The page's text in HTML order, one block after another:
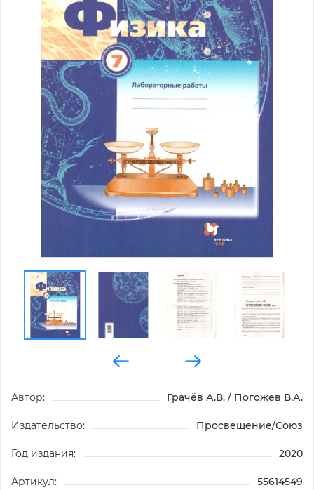
Автор: Грачёв А.В. / Погожев В.А.
Издательство: Просвещение/Союз
Год издания: 2020
Артикул: 55614549